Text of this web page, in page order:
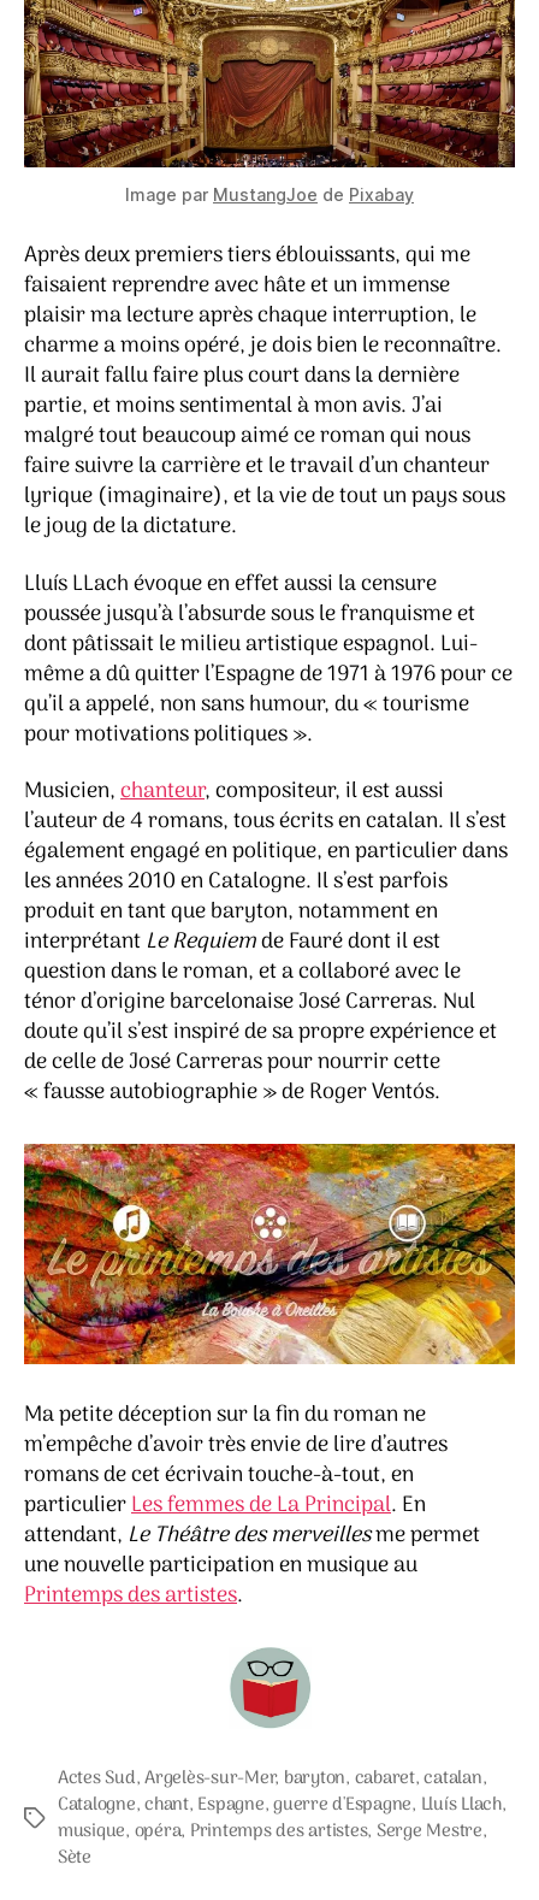
Image par MustangJoe de Pixabay
Après deux premiers tiers éblouissants, qui me
faisaient reprendre avec hâte et un immense
plaisir ma lecture après chaque interruption, le
charme a moins opéré, je dois bien le reconnaître.
Il aurait fallu faire plus court dans la dernière
partie, et moins sentimental à mon avis. J’ai
malgré tout beaucoup aimé ce roman qui nous
faire suivre la carrière et le travail d’un chanteur
lyrique (imaginaire), et la vie de tout un pays sous
le joug de la dictature.
Lluís LLach évoque en effet aussi la censure
poussée jusqu’à l’absurde sous le franquisme et
dont pâtissait le milieu artistique espagnol. Lui-
même a dû quitter l’Espagne de 1971 à 1976 pour ce
qu’il a appelé, non sans humour, du « tourisme
pour motivations politiques ».
Musicien,chanteur, compositeur, il est aussi
l’auteur de 4 romans, tous écrits en catalan. Il s’est
également engagé en politique, en particulier dans
les années 2010 en Catalogne. Il s’est parfois
produit en tant que baryton, notamment en
interprétant Le Requiemde Fauré dont il est
question dans le roman, et a collaboré avec le
ténor d’origine barcelonaise José Carreras. Nul
doute qu’il s’est inspiré de sa propre expérience et
de celle de José Carreras pour nourrir cette
« fausse autobiographie » de Roger Ventós.
Ma petite déception sur la fin du roman ne
m’empêche d’avoir très envie de lire d’autres
romans de cet écrivain touche-à-tout, en
particulierLes femmes de La Principal. En
attendant, Le Théâtre des merveillesme permet
une nouvelle participation en musique au
Printemps des artistes.
Étiquettes
Actes Sud,Argelès-sur-Mer, baryton, cabaret,catalan,
Catalogne,chant, Espagne,guerre d'Espagne, Lluís Llach,
musique, opéra, Printemps des artistes, Serge Mestre,
Sète